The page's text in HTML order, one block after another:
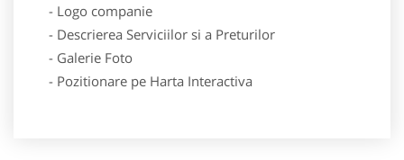
- Logo companie
- Descrierea Serviciilor si a Preturilor
- Galerie Foto
- Pozitionare pe Harta Interactiva